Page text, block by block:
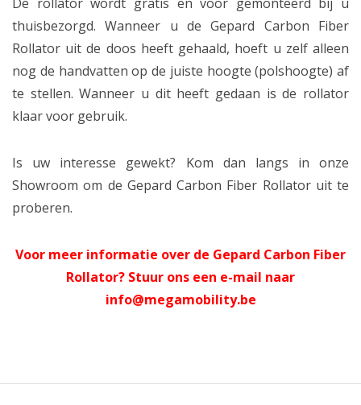
thuisbezorgd. Wanneer u de Gepard Carbon Fiber
Rollator uit de doos heeft gehaald, hoeft u zelf alleen
nog de handvatten op de juiste hoogte (polshoogte) af
te stellen. Wanneer u dit heeft gedaan is de rollator
klaar voor gebruik.
Is uw interesse gewekt? Kom dan langs in onze
Showroom om de Gepard Carbon Fiber Rollator uit te
proberen.
Voor meer informatie over de Gepard Carbon Fiber
Rollator? Stuur ons een e-mail naar
info@megamobility.be